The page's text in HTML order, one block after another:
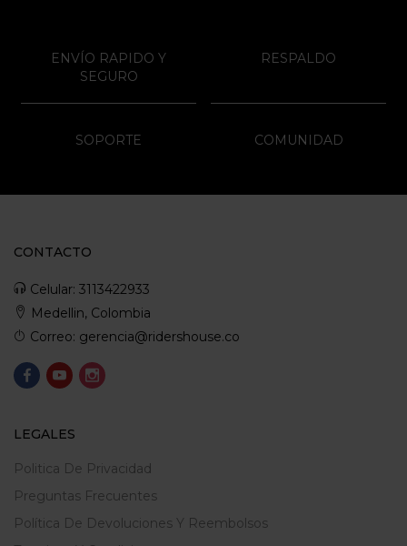
ENVÍO RAPIDO Y
SEGURO
RESPALDO
SOPORTE COMUNIDAD
CONTACTO
Celular: 3113422933
Medellin, Colombia
Correo: gerencia@ridershouse.co
LEGALES
Politica De Privacidad
Preguntas Frecuentes
Política De Devoluciones Y Reembolsos